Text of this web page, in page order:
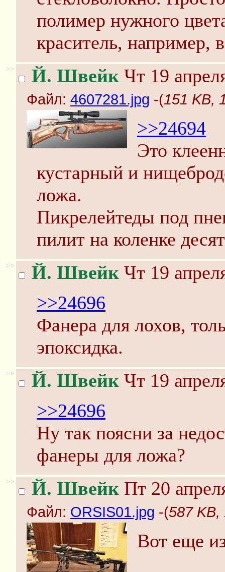
полимер нужного
краситель, например,
>> Й. Швейк Чт 19
Файл: 4607281.jpg -(151 KB,
>>24694
Это
кустарный и
ложа.
Пикрелейтеды под
пилит на коленке
>> Й. Швейк Чт 19
>>24696
Фанера для лохов,
эпоксидка.
>> Й. Швейк Чт 19
>>24696
Ну так поясни за
фанеры для ложа?
>> Й. Швейк Пт 20
Файл: ORSIS01.jpg -(587 KB,
Вот еще